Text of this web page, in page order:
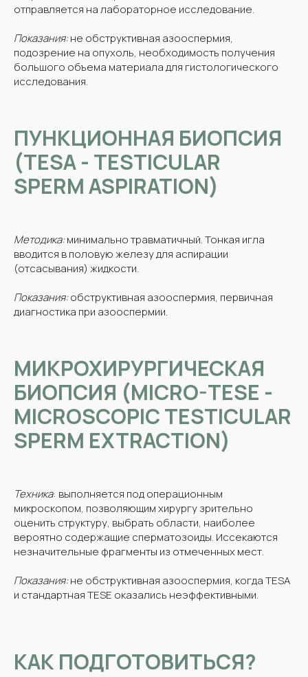
отправляется на лабораторное исследование.
Показания:не обструктивная азооспермия,
подозрение на опухоль, необходимость получения
большого объема материала для гистологического
исследования.
ПУНКЦИОННАЯ БИОПСИЯ
(TESA - TESTICULAR
SPERM ASPIRATION)
Методика:минимально травматичный. Тонкая игла
вводится в половую железу для аспирации
(отсасывания) жидкости.
Показания:обструктивная азооспермия, первичная
диагностика при азооспермии.
МИКРОХИРУРГИЧЕСКАЯ
БИОПСИЯ (MICRO-TESE -
MICROSCOPIC TESTICULAR
SPERM EXTRACTION)
Техника: выполняется под операционным
микроскопом, позволяющим хирургу зрительно
оценить структуру, выбрать области, наиболее
вероятно содержащие сперматозоиды. Иссекаются
незначительные фрагменты из отмеченных мест.
Показания:не обструктивная азооспермия, когда TESA
и стандартная TESE оказались неэффективными.
КАК ПОДГОТОВИТЬСЯ?